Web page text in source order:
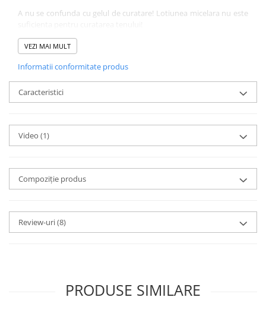
A nu se confunda cu gelul de curatare! Lotiunea micelara nu este
Gramaj:250 ml
Valabilitate:6 luni de la deschidere
VEZI MAI MULT
Informatii conformitate produs
Caracteristici
Video (1)
Compoziție produs
Review-uri(8)
PRODUSE SIMILARE